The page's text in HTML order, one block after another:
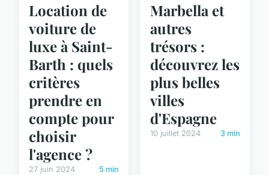
Location de
voiture de
luxe à Saint-
Barth : quels
critères
prendre en
compte pour
choisir
l'agence ?
27 juin 2024 5 min
Marbella et
autres
trésors :
découvrez les
plus belles
villes
d'Espagne
10 juillet 2024 3 min